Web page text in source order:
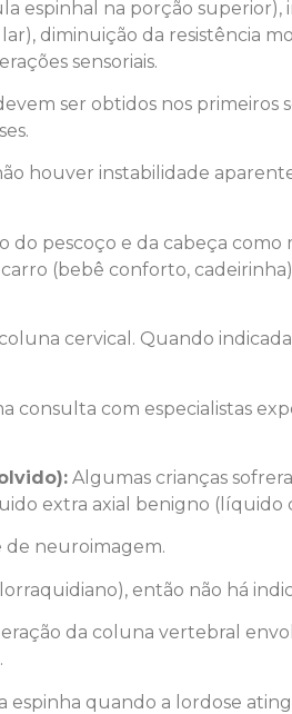
espinhal na porção
diminuição da resistência
sensoriais.
ser obtidos nos primeiros
houver instabilidade
pescoço e da cabeça como
(bebê conforto,
cervical. Quando
consulta com especialistas
Algumas crianças
extra axial benigno (líquido
de neuroimagem.
então não há
da coluna vertebral
quando a lordose